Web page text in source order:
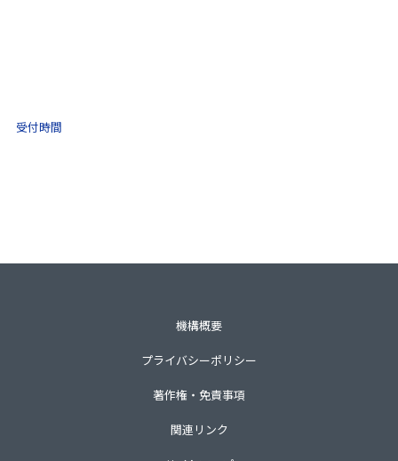
受付時間
機構概要
プライバシーポリシー
著作権・免責事項
関連リンク